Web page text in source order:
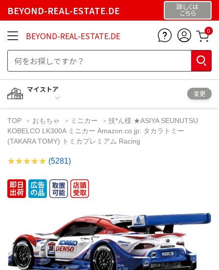
BEYOND-REAL-ESTATE.DE 詳しくは
こちら
BEYOND-REAL-ESTATE.DE 0
マイストア
変更
TOP おもちゃ ミニカー
技*ん様 ★ASIYA SEUNUTSU
KOBELCO LK300A ミニカー Amazon.co.jp: タカラトミー
(TAKARA TOMY) トミカプレミアム Racing
(5281)